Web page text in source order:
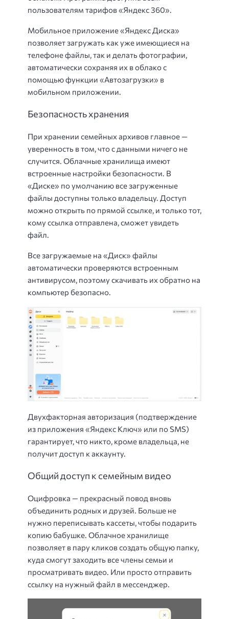
пользователям тарифов «Яндекс 360».
Мобильное приложение «Яндекс Диска»
позволяет загружать как уже имеющиеся на
телефоне файлы, так и делать фотографии,
автоматически сохраняя их в облако с
помощью функции «Автозагрузки» в
мобильном приложении.
Безопасность хранения
При хранении семейных архивов главное —
уверенность в том, что с данными ничего не
случится. Облачные хранилища имеют
встроенные настройки безопасности. В
«Диске» по умолчанию все загруженные
файлы доступны только владельцу. Доступ
можно открыть по прямой ссылке, и только тот,
кому ссылка отправлена, сможет увидеть
файл.
Все загружаемые на «Диск» файлы
автоматически проверяются встроенным
антивирусом, поэтому скачивать их обратно на
компьютер безопасно.
Двухфакторная авторизация (подтверждение
из приложения «Яндекс Ключ» или по SMS)
гарантирует, что никто, кроме владельца, не
получит доступ к аккаунту.
Общий доступ к семейным видео
Оцифровка — прекрасный повод вновь
объединить родных и друзей. Больше не
нужно переписывать кассеты, чтобы подарить
копию бабушке. Облачное хранилище
позволяет в пару кликов создать общую папку,
куда смогут заходить все члены семьи и
просматривать видео. Или просто отправить
ссылку на нужный файл в мессенджер.